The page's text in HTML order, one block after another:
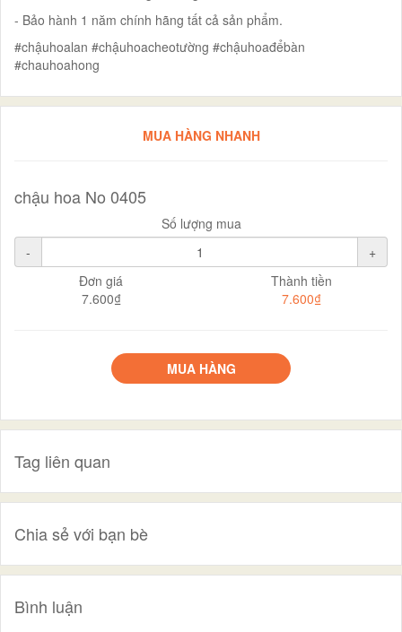
- Bảo hành 1 năm chính hãng tất cả sản phẩm.
#chậuhoalan #chậuhoacheotường #chậuhoađểbàn
#chauhoahong
MUA HÀNG NHANH
chậu hoa No 0405
Số lượng mua
-
+
Đơn giá
7.600₫
Thành tiền
7.600₫
MUA HÀNG
Tag liên quan
Chia sẻ với bạn bè
Bình luận